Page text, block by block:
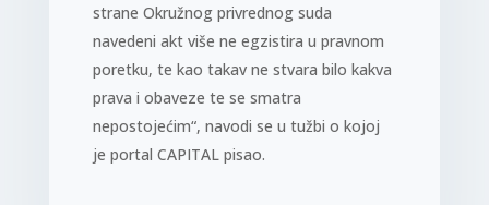
strane Okružnog privrednog suda
navedeni akt više ne egzistira u pravnom
poretku, te kao takav ne stvara bilo kakva
prava i obaveze te se smatra
nepostojećim“, navodi se u tužbi o kojoj
je portal CAPITAL pisao.